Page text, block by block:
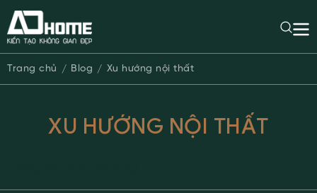
Trang chủ Blog Xu hướng nội thất
XU HƯỚNG NỘI THẤT